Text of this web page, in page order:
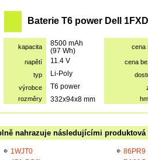
Baterie T6 power Dell
kapacita
8500 mAh
(97 Wh)
cena
napětí 11.4 V
cena
typ
Li-Poly
výrobce
T6 power
rozměry
332x94x8 mm
nahrazuje následujícími
1WJT0
86PR9